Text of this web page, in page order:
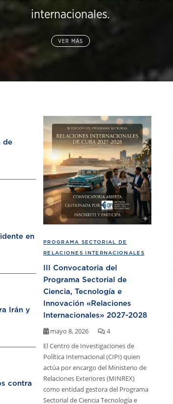
internacionales.
VER MÁS
PROGRAMA SECTORIAL DE
RELACIONES INTERNACIONALES
III Convocatoria del
Programa Sectorial de
Ciencia, Tecnología e
Innovación «Relaciones
Internacionales» 2027-2028
mayo 8, 2026
4
El Centro de Investigaciones de
Política Internacional (CIPI) quien
actúa por encargo del Ministerio de
Relaciones Exteriores (MINREX)
como entidad gestora del Programa
Sectorial de Ciencia Tecnología e
de
en
Irán y
contra